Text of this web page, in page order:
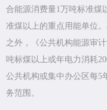
合能源消费量1万吨标准煤
准煤以上的重点用能单位
之外，《公共机构能源审
吨标煤以上或年电力消耗
公共机构或集中办公区每5
务范围。